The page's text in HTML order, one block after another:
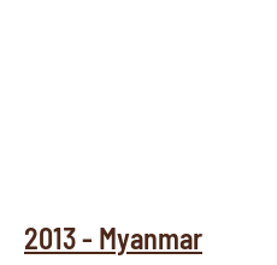
2013 - Myanmar